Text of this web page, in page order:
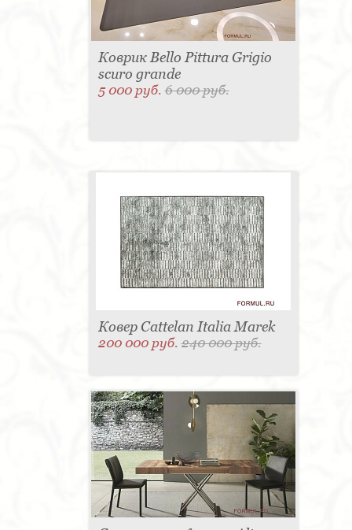
Коврик Bello Pittura Grigio
scuro grande
5 000 руб.6 000 руб.
Ковер Cattelan Italia Marek
200 000 руб.240 000 руб.